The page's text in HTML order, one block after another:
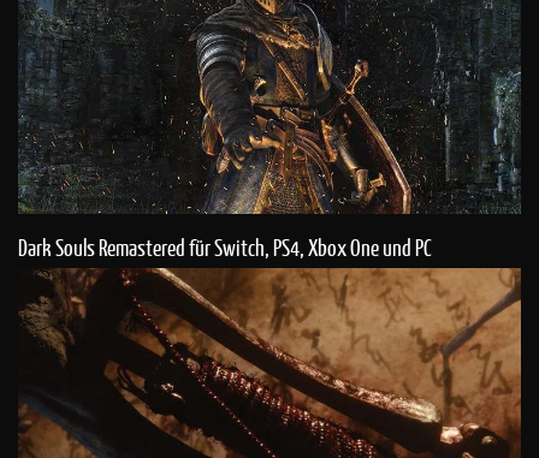
Dark Souls Remastered für Switch, PS4, Xbox One und PC
angekündigt